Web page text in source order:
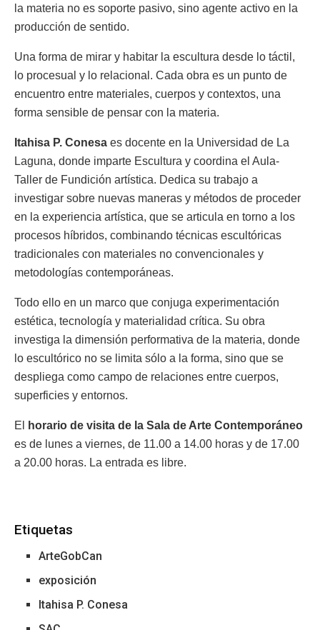
la materia no es soporte pasivo, sino agente activo en la
producción de sentido.
Una forma de mirar y habitar la escultura desde lo táctil,
lo procesual y lo relacional. Cada obra es un punto de
encuentro entre materiales, cuerpos y contextos, una
forma sensible de pensar con la materia.
Itahisa P. Conesa es docente en la Universidad de La
Laguna, donde imparte Escultura y coordina el Aula-
Taller de Fundición artística. Dedica su trabajo a
investigar sobre nuevas maneras y métodos de proceder
en la experiencia artística, que se articula en torno a los
procesos híbridos, combinando técnicas escultóricas
tradicionales con materiales no convencionales y
metodologías contemporáneas.
Todo ello en un marco que conjuga experimentación
estética, tecnología y materialidad crítica. Su obra
investiga la dimensión performativa de la materia, donde
lo escultórico no se limita sólo a la forma, sino que se
despliega como campo de relaciones entre cuerpos,
superficies y entornos.
El
horario de visita de la Sala de Arte Contemporáneo
es de lunes a viernes, de 11.00 a 14.00 horas y de 17.00
a 20.00 horas. La entrada es libre.
Etiquetas
ArteGobCan
exposición
Itahisa P. Conesa